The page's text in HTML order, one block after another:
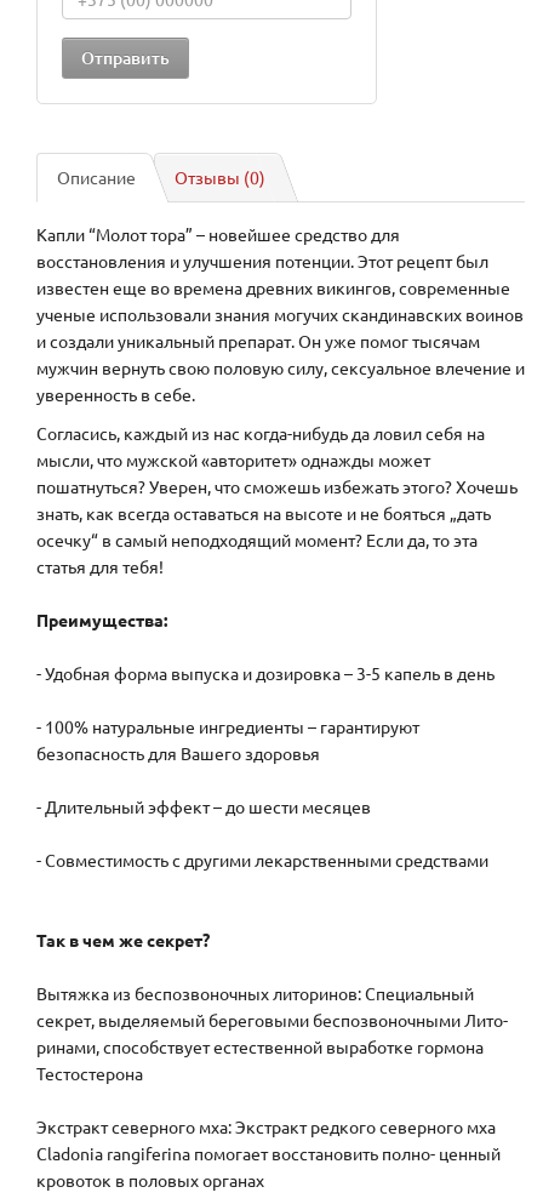
Описание Отзывы (0)
Капли “Молот тора” – новейшее средство для
восстановления и улучшения потенции. Этот рецепт был
известен еще во времена древних викингов, современные
ученые использовали знания могучих скандинавских воинов
и создали уникальный препарат. Он уже помог тысячам
мужчин вернуть свою половую силу, сексуальное влечение и
уверенность в себе.
Согласись, каждый из нас когда-нибудь да ловил себя на
мысли, что мужской «авторитет» однажды может
пошатнуться? Уверен, что сможешь избежать этого? Хочешь
знать, как всегда оставаться на высоте и не бояться „дать
осечку“ в самый неподходящий момент? Если да, то эта
статья для тебя!
Преимущества:
- Удобная форма выпуска и дозировка – 3-5 капель в день
- 100% натуральные ингредиенты – гарантируют
безопасность для Вашего здоровья
- Длительный эффект – до шести месяцев
- Совместимость с другими лекарственными средствами
Так в чем же секрет?
Вытяжка из беспозвоночных литоринов: Специальный
секрет, выделяемый береговыми беспозвоночными Лито-
ринами, способствует естественной выработке гормона
Тестостерона
Экстракт северного мха: Экстракт редкого северного мха
Cladonia rangiferina помогает восстановить полно- ценный
кровоток в половых органах